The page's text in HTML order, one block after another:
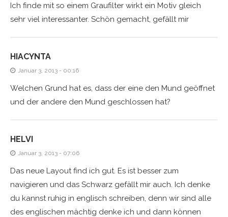
Ich finde mit so einem Graufilter wirkt ein Motiv gleich
sehr viel interessanter. Schön gemacht, gefällt mir
HIACYNTA
Januar 3, 2013 - 00:16
Welchen Grund hat es, dass der eine den Mund geöffnet
und der andere den Mund geschlossen hat?
HELVI
Januar 3, 2013 - 07:06
Das neue Layout find ich gut. Es ist besser zum
navigieren und das Schwarz gefällt mir auch. Ich denke
du kannst ruhig in englisch schreiben, denn wir sind alle
des englischen mächtig denke ich und dann können